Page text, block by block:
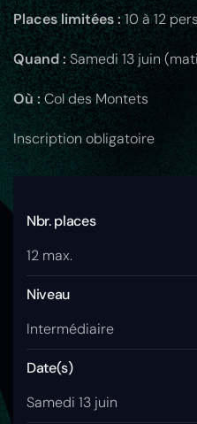
Places limitées :10 à 12
Quand :Samedi 13 juin
Où :Col des Montets
Inscription obligatoire
Nbr. places
12 max.
Niveau
Intermédiaire
Date(s)
Samedi 13 juin